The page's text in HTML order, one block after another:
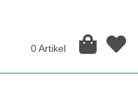
0 Artikel